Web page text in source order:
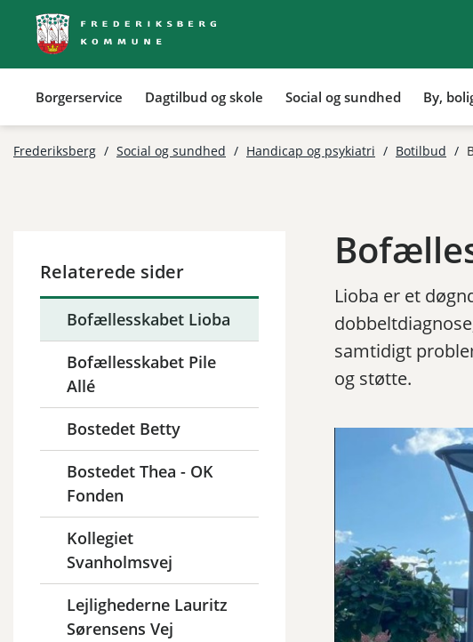
Borgerservice Dagtilbud og skole Social og sundhed By,
Frederiksberg / Social og sundhed / Handicap og psykiatri / Tilbage til
Botilbud /
Relaterede sider
Bofællesskabet Lioba
Bofællesskabet Pile
Allé
Bostedet Betty
Bostedet Thea - OK
Fonden
Kollegiet
Svanholmsvej
Lejlighederne Lauritz
Sørensens Vej
Lioba er et
samtidigt
og støtte.